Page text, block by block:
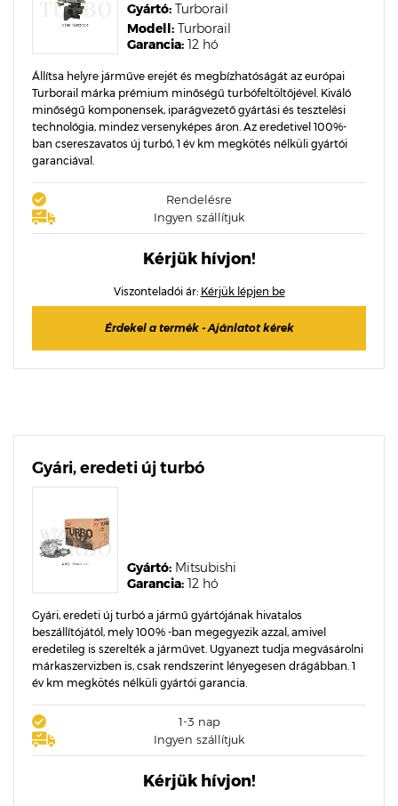
Garancia: 12 hó
Modell: Turborail
Gyártó: Turborail
Állítsa helyre járműve erejét és megbízhatóságát az európai
Turborail márka prémium minőségű turbófeltöltőjével. Kiváló
minőségű komponensek, iparágvezető gyártási és tesztelési
technológia, mindez versenyképes áron. Az eredetivel 100%-
ban csereszavatos új turbó, 1 év km megkötés nélküli gyártói
garanciával.
Rendelésre
Ingyen szállítjuk
Kérjük hívjon!
Viszonteladói ár: Kérjük lépjen be
Érdekel a termék - Ajánlatot kérek
Gyári, eredeti új turbó
Garancia: 12 hó
Gyártó: Mitsubishi
Gyári, eredeti új turbó a jármű gyártójának hivatalos
beszállítójától, mely 100% -ban megegyezik azzal, amivel
eredetileg is szerelték a járművet. Ugyanezt tudja megvásárolni
márkaszervizben is, csak rendszerint lényegesen drágábban. 1
év km megkötés nélküli gyártói garancia.
1-3 nap
Ingyen szállítjuk
Kérjük hívjon!